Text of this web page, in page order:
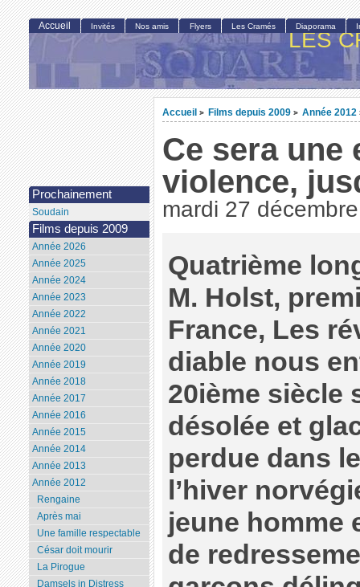
LES
Accueil > Films depuis 2009 > Année 2012
Ce sera une
violence,
mardi 27
Quatrième
M. Holst,
France, Les
diable nous
20ième siècle
désolée et
perdue dans
l’hiver
jeune homme
de
Accueil Invités Nos amis Flyers Les Cramés Diaporama
Prochainement
Soudain
Films depuis 2009
Année 2026
Année 2025
Année 2024
Année 2023
Année 2022
Année 2021
Année 2020
Année 2019
Année 2018
Année 2017
Année 2016
Année 2015
Année 2014
Année 2013
Année 2012
Rengaine
Après mai
Une famille respectable
César doit mourir
La Pirogue
Damsels in Distress